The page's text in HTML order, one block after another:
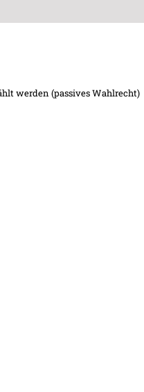
werden (passives Wahlrecht)